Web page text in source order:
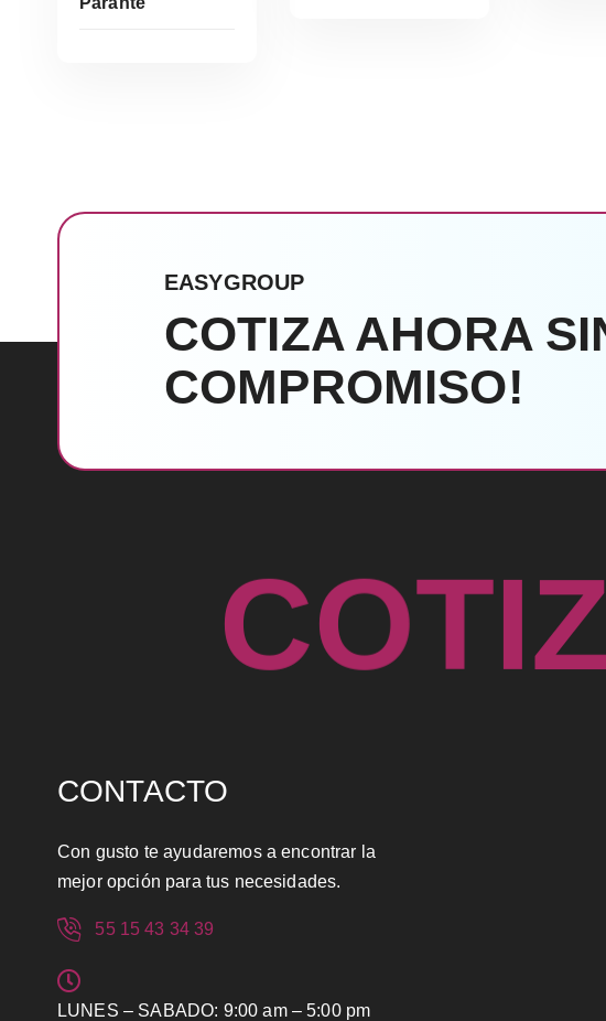
EASYGROUP
COTIZA AHORA
COMPROMISO!
COTIZ
CONTACTO
Con gusto te ayudaremos a encontrar la
mejor opción para tus necesidades.
55 15 43 34 39
LUNES – SABADO: 9:00 am – 5:00 pm